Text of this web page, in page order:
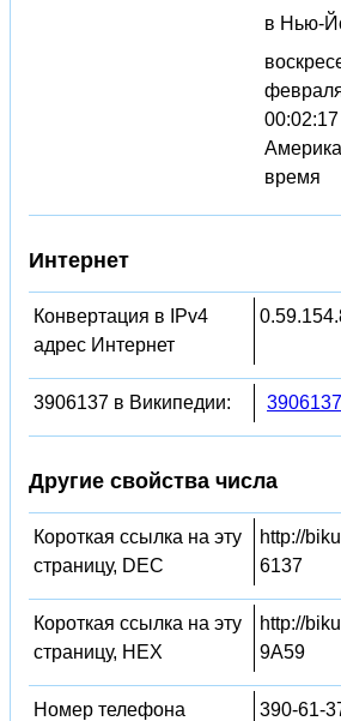
в Нью-
время
Интернет
Конвертация в IPv4
адрес Интернет
3906137 в Википедии: 3906137
Другие свойства числа
Короткая ссылка на эту
страницу, DEC
http://
6137
Короткая ссылка на эту
страницу, HEX
http://
9A59
Номер телефона 390-61-